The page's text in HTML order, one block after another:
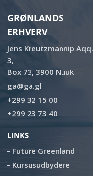
GRØNLANDS
ERHVERV
Jens Kreutzmannip Aqq.
3,
Box 73, 3900 Nuuk
ga@ga.gl
+299 32 15 00
+299 23 73 40
LINKS
Future Greenland
Kursusudbydere